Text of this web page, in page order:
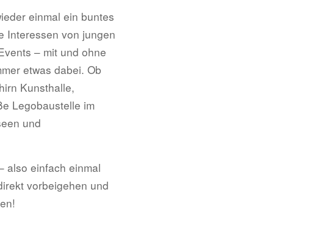
einmal ein buntes
Interessen von jungen
– mit und ohne
etwas dabei. Ob
Kunsthalle,
Legobaustelle im
und
also einfach einmal
vorbeigehen und